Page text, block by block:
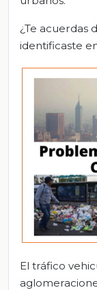
¿Te acuerdas
identificaste
El tráfico